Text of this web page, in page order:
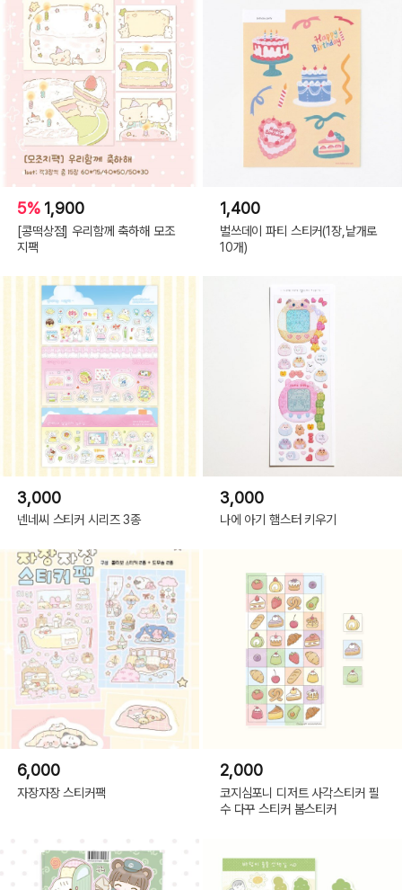
5% 1,900
[콩떡상점] 우리함께 축하해 모조
지팩
1,400
벌쓰데이 파티 스티커(1장,낱개로
10개)
3,000
넨네씨 스티커 시리즈 3종
3,000
나에 아기 햄스터 키우기
6,000
자장자장 스티커팩
2,000
코지심포니 디저트 사각스티커 필
수 다꾸 스티커 봄스티커